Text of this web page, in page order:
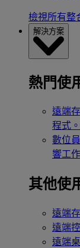
檢視所有整
解決方案
熱門使
遠端
程式。
數位
響工
其他使
遠端
遠端
遠端